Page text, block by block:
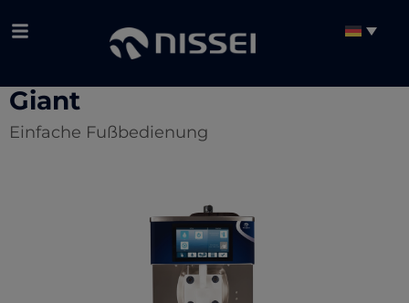
Giant
Einfache Fußbedienung